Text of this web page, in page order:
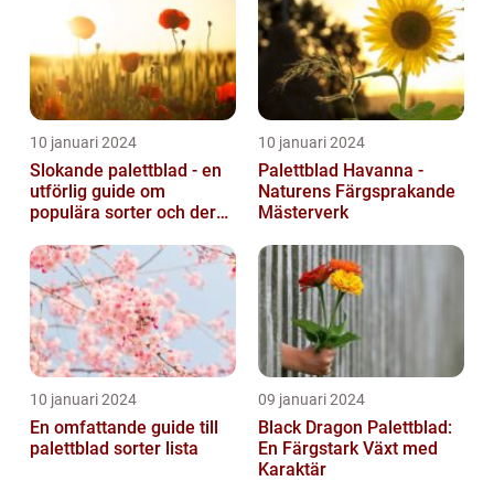
10 januari 2024
Slokande palettblad - en
utförlig guide om
populära sorter och deras
10 januari 2024
Palettblad Havanna -
Naturens Färgsprakande
Mästerverk
10 januari 2024
En omfattande guide till
palettblad sorter lista
09 januari 2024
Black Dragon Palettblad:
En Färgstark Växt med
Karaktär